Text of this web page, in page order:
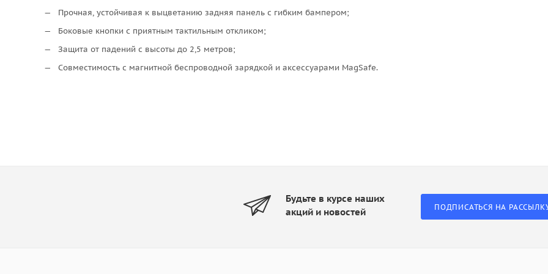
Прочная, устойчивая к выцветанию задняя панель с гибким бампером;
Боковые кнопки с приятным тактильным откликом;
Защита от падений с высоты до 2,5 метров;
Совместимость с магнитной беспроводной зарядкой и аксессуарами MagSafe.
Будьте в курсе наших
акций и новостей
ПОДПИСАТЬСЯ НА